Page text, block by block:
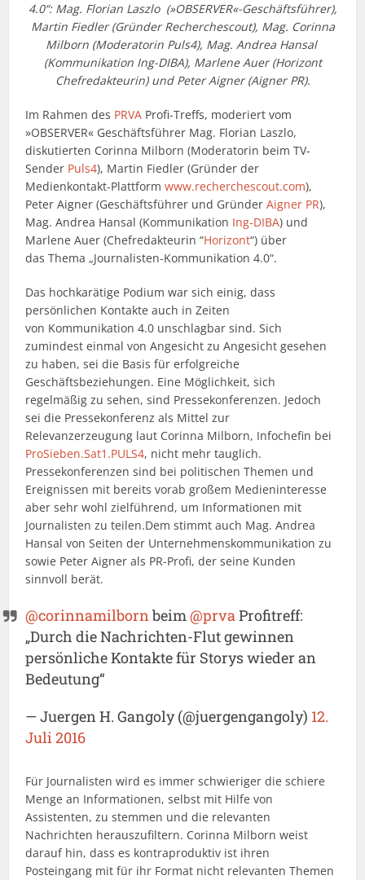
4.0“: Mag. Florian Laszlo(»OBSERVER«-Geschäftsführer),
Martin Fiedler (Gründer Recherchescout), Mag. Corinna
Milborn (Moderatorin Puls4), Mag. Andrea Hansal
(Kommunikation Ing-DIBA), Marlene Auer (Horizont
Chefredakteurin) und Peter Aigner (Aigner PR).
Im Rahmen des PRVA Profi-Treffs, moderiert vom
»OBSERVER« Geschäftsführer Mag. Florian Laszlo,
diskutierten Corinna Milborn (Moderatorin beim TV-
Sender Puls4), Martin Fiedler (Gründer der
Medienkontakt-Plattformwww.recherchescout.com),
Peter Aigner (Geschäftsführer und GründerAigner PR),
Mag. Andrea Hansal (Kommunikation Ing-DIBA) und
Marlene Auer (Chefredakteurin “Horizont“) über
das Thema „Journalisten-Kommunikation 4.0“.
Das hochkarätige Podium war sich einig, dass
persönlichen Kontakte auch in Zeiten
von Kommunikation 4.0 unschlagbar sind. Sich
zumindest einmal von Angesicht zu Angesicht gesehen
zu haben, sei die Basis für erfolgreiche
Geschäftsbeziehungen. Eine Möglichkeit, sich
regelmäßig zu sehen, sind Pressekonferenzen. Jedoch
sei die Pressekonferenz als Mittel zur
Relevanzerzeugung laut Corinna Milborn, Infochefin bei
ProSieben.Sat1.PULS4, nicht mehr tauglich.
Pressekonferenzen sind bei politischen Themen und
Ereignissen mit bereits vorab großem Medieninteresse
aber sehr wohl zielführend, um Informationen mit
Journalisten zu teilen.Dem stimmt auch Mag. Andrea
Hansal von Seiten der Unternehmenskommunikation zu
sowie Peter Aigner als PR-Profi, der seine Kunden
sinnvoll berät.
@corinnamilbornbeim@prvaProfitreff:
„Durch die Nachrichten-Flut gewinnen
persönliche Kontakte für Storys wieder an
Bedeutung“
— Juergen H. Gangoly (@juergengangoly) 12.
Juli 2016
Für Journalisten wird es immer schwieriger die schiere
Menge an Informationen, selbst mit Hilfe von
Assistenten, zu stemmen und die relevanten
Nachrichten herauszufiltern. Corinna Milborn weist
darauf hin, dass es kontraproduktiv ist ihren
Posteingang mit für ihr Format nicht relevanten Themen